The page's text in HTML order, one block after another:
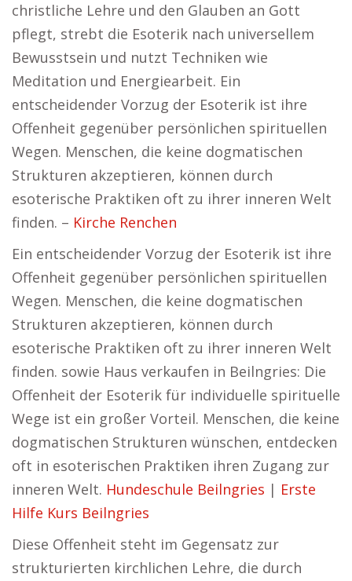
christliche Lehre und den Glauben an Gott
pflegt, strebt die Esoterik nach universellem
Bewusstsein und nutzt Techniken wie
Meditation und Energiearbeit. Ein
entscheidender Vorzug der Esoterik ist ihre
Offenheit gegenüber persönlichen spirituellen
Wegen. Menschen, die keine dogmatischen
Strukturen akzeptieren, können durch
esoterische Praktiken oft zu ihrer inneren Welt
finden. – Kirche Renchen
Ein entscheidender Vorzug der Esoterik ist ihre
Offenheit gegenüber persönlichen spirituellen
Wegen. Menschen, die keine dogmatischen
Strukturen akzeptieren, können durch
esoterische Praktiken oft zu ihrer inneren Welt
finden. sowie Haus verkaufen in Beilngries: Die
Offenheit der Esoterik für individuelle spirituelle
Wege ist ein großer Vorteil. Menschen, die keine
dogmatischen Strukturen wünschen, entdecken
oft in esoterischen Praktiken ihren Zugang zur
inneren Welt. Hundeschule Beilngries | Erste
Hilfe Kurs Beilngries
Diese Offenheit steht im Gegensatz zur
strukturierten kirchlichen Lehre, die durch